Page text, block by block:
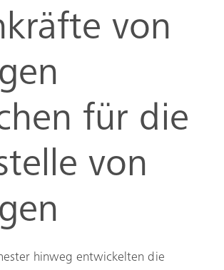
von
für die
von
hinweg entwickelten die